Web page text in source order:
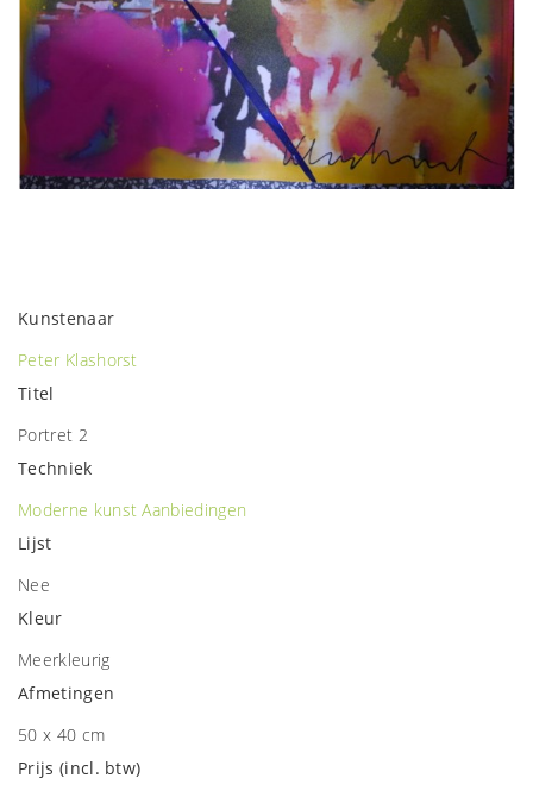
Kunstenaar
Peter Klashorst
Titel
Portret 2
Techniek
Moderne kunstAanbiedingen
Lijst
Nee
Kleur
Meerkleurig
Afmetingen
50 x 40 cm
Prijs (incl. btw)